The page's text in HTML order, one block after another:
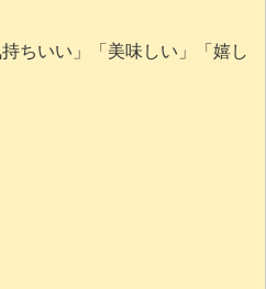
ちいい」「美味しい」「嬉し